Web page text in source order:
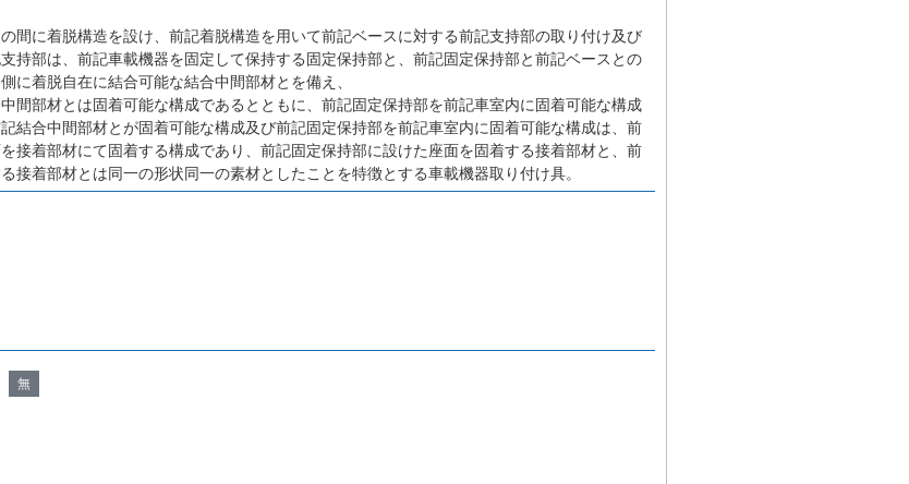
間に着脱構造を設け、前記着脱構造を用いて前記ベースに対する前記支持部の取り付け及び
持部は、前記車載機器を固定して保持する固定保持部と、前記固定保持部と前記ベースとの
に着脱自在に結合可能な結合中間部材とを備え、
間部材とは固着可能な構成であるとともに、前記固定保持部を前記車室内に固着可能な構成
結合中間部材とが固着可能な構成及び前記固定保持部を前記車室内に固着可能な構成は、前
接着部材にて固着する構成であり、前記固定保持部に設けた座面を固着する接着部材と、前
接着部材とは同一の形状同一の素材としたことを特徴とする車載機器取り付け具。
無